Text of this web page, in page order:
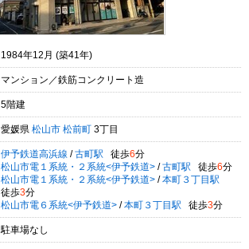
1984年12月 (築41年)
マンション／鉄筋コンクリート造
5階建
愛媛県 松山市 松前町 3丁目
伊予鉄道高浜線 / 古町駅 徒歩6分
松山市電１系統・２系統<伊予鉄道> / 古町駅 徒歩6分
松山市電１系統・２系統<伊予鉄道> / 本町３丁目駅
徒歩3分
松山市電６系統<伊予鉄道> / 本町３丁目駅 徒歩3分
駐車場なし